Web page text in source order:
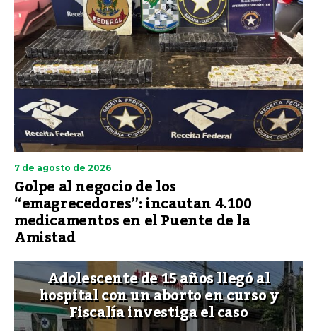
7 de agosto de 2026
Golpe al negocio de los
“emagrecedores”: incautan 4.100
medicamentos en el Puente de la
Amistad
Adolescente de 15 años llegó al
hospital con un aborto en curso y
Fiscalía investiga el caso